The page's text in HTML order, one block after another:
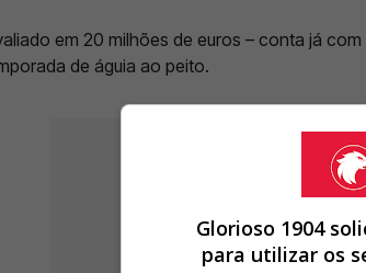
em 20 milhões de euros – conta já com
de águia ao peito.
Glorioso 1904
para utilizar os